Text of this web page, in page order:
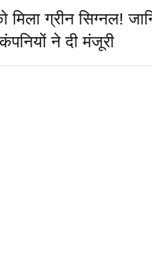
ग्रीन सिग्नल!
ने दी मंजूरी